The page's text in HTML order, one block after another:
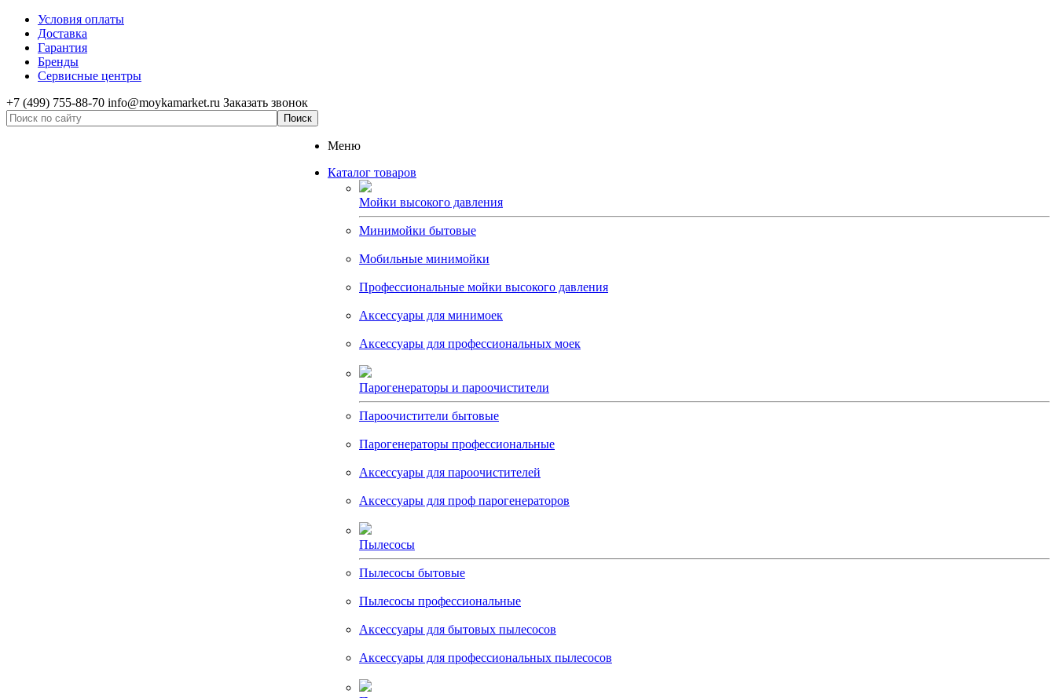
Условия оплаты
Доставка
Гарантия
Бренды
Сервисные центры
+7 (499) 755-88-70 info@moykamarket.ru Заказать звонок
Меню
Каталог товаров
Мойки высокого давления
Минимойки бытовые
Мобильные минимойки
Профессиональные мойки высокого давления
Аксессуары для минимоек
Аксессуары для профессиональных моек
Парогенераторы и пароочистители
Пароочистители бытовые
Парогенераторы профессиональные
Аксессуары для пароочистителей
Аксессуары для проф парогенераторов
Пылесосы
Пылесосы бытовые
Пылесосы профессиональные
Аксессуары для бытовых пылесосов
Аксессуары для профессиональных пылесосов